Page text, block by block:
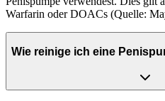
Warfarin oder DOACs (Quelle:
Wie reinige ich eine